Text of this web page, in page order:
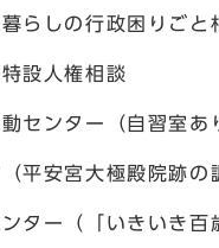
しの行政困りごと
設人権相談
センター（自習室あ
平安宮大極殿院跡の
ンター（「いきいき百